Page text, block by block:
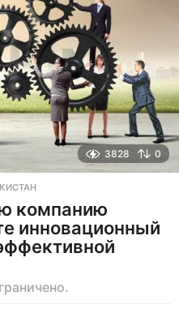
3828 0
компанию
инновационный